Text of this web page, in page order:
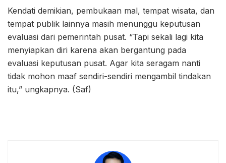
Kendati demikian, pembukaan mal, tempat wisata, dan
tempat publik lainnya masih menunggu keputusan
evaluasi dari pemerintah pusat. “Tapi sekali lagi kita
menyiapkan diri karena akan bergantung pada
evaluasi keputusan pusat. Agar kita seragam nanti
tidak mohon maaf sendiri-sendiri mengambil tindakan
itu,” ungkapnya. (Saf)